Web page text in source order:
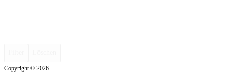
Copyright © 2026